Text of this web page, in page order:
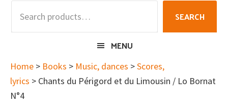
SEARCH
MENU
Home > Books > Music, dances >Scores,
lyrics > Chants du Périgord et du Limousin / Lo Bornat
N°4